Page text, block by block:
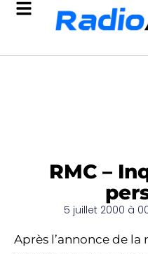
RMC –
5 juillet 2000 à
Après l’annonce de la